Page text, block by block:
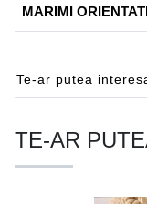
MARIMI
Te-ar putea
TE-AR